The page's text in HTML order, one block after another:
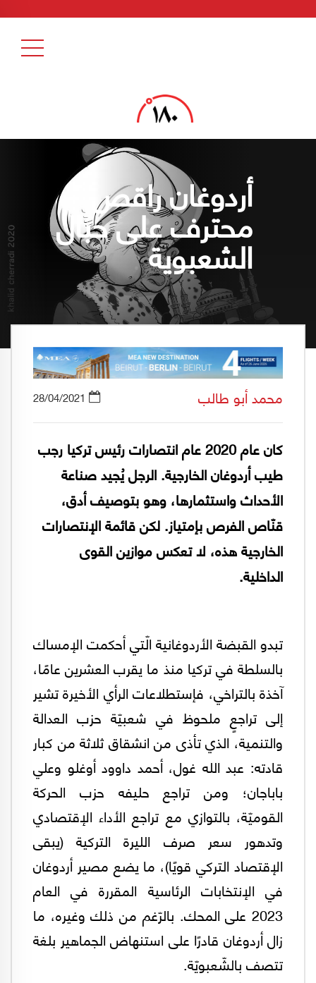
أردوغان راقص
محترف على حبال
الشعبوية
محمد أبو طالب 28/04/2021
كان عام 2020 عام انتصارات رئيس تركيا رجب
طيب أردوغان الخارجية. الرجل يُجيد صناعة
الأحداث واستثمارها، وهو بتوصيف أدق،
قنّاص الفرص بإمتياز. لكن قائمة الإنتصارات
الخارجية هذه، لا تعكس موازين القوى
الداخلية.
تبدو القبضة الأردوغانية الّتي أحكمت الإمساك
بالسلطة في تركيا منذ ما يقرب العشرين عامًا،
آخذة بالتراخي، فإستطلاعات الرأي الأخيرة تشير
إلى تراجعٍ ملحوظ في شعبيّة حزب العدالة
والتنمية، الذي تأذى من انشقاق ثلاثة من كبار
قادته: عبد الله غول، أحمد داوود أوغلو وعلي
باباجان؛ ومن تراجع حليفه حزب الحركة
القوميّة، بالتوازي مع تراجع الأداء الإقتصادي
وتدهور سعر صرف الليرة التركية (يبقى
الإقتصاد التركي قويًا)، ما يضع مصير أردوغان
في الإنتخابات الرئاسية المقررة في العام
2023 على المحك. بالرّغم من ذلك وغيره، ما
زال أردوغان قادرًا على استنهاض الجماهير بلغة
تتصف بالشّعبويّة.